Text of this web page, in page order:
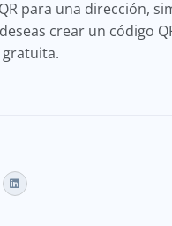
para una dirección,
crear un código